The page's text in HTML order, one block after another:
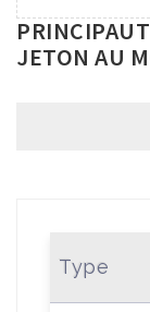
JETON AU
Type